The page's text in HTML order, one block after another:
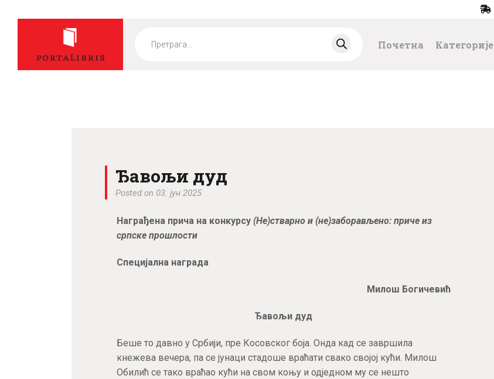
search
Почетна Категорије
КАТЕГОРИЈЕ
ЗАБОРАВА
АКТУЕЛНОСТИ
ЦЕНОВНИК
ПИСМО
Ђавољи дуд
Posted on 03. јун 2025
Награђена прича на конкурсу (Не)стварно и (не)заборављено: приче из
српске прошлости
Специјална награда
Милош Богичевић
Ђавољи дуд
Беше то давно у Србији, пре Косовског боја. Онда кад се завршила
кнежева вечера, па се јунаци стадоше враћати свако својој кући. Милош
Обилић се тако враћао кући на свом коњу и одједном му се нешто